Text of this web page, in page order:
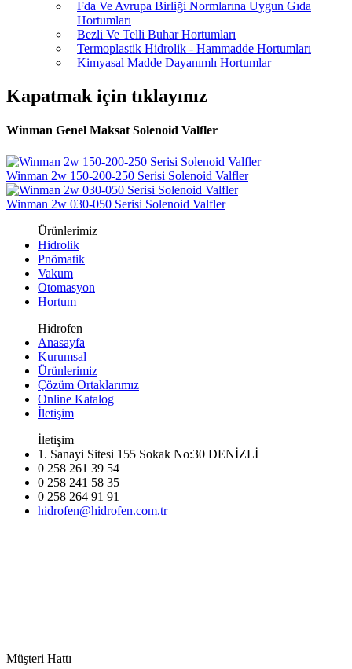
Fda Ve Avrupa Birliği Normlarına Uygun Gıda
Hortumları
Bezli Ve Telli Buhar Hortumları
Termoplastik Hidrolik - Hammadde Hortumları
Kimyasal Madde Dayanımlı Hortumlar
Kapatmak için tıklayınız
Winman Genel Maksat Solenoid Valfler
Winman 2w 150-200-250 Serisi Solenoid Valfler
Winman 2w 030-050 Serisi Solenoid Valfler
Ürünlerimiz
Hidrolik
Pnömatik
Vakum
Otomasyon
Hortum
Hidrofen
Anasayfa
Kurumsal
Ürünlerimiz
Çözüm Ortaklarımız
Online Katalog
İletişim
İletişim
1. Sanayi Sitesi 155 Sokak No:30 DENİZLİ
0 258 261 39 54
0 258 241 58 35
0 258 264 91 91
hidrofen@hidrofen.com.tr
Müşteri Hattı